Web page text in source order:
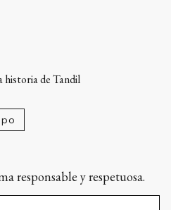
historia de Tandil
responsable y respetuosa.